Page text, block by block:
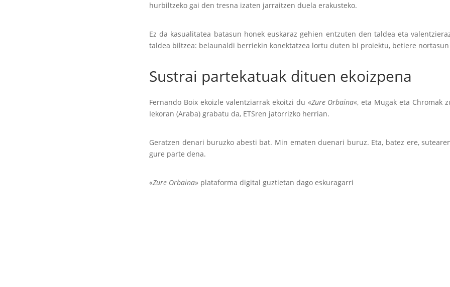
hurbiltzeko gai den tresna izaten jarraitzen duela erakusteko.
Ez da kasualitatea batasun honek euskaraz gehien entzuten den taldea eta
taldea biltzea: belaunaldi berriekin konektatzea lortu duten bi proiektu, betiere
Sustrai partekatuak dituen ekoizpena
Fernando Boix ekoizle valentziarrak ekoitzi du «Zure Orbaina«, eta Mugak eta Chromak
Iekoran (Araba) grabatu da, ETSren jatorrizko herrian.
Geratzen denari buruzko abesti bat. Min ematen duenari buruz. Eta, batez ere,
gure parte dena.
«Zure Orbaina» plataforma digital guztietan dago eskuragarri